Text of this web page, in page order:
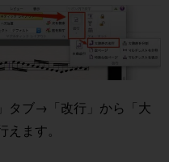
タブ→「改行」から「大
ます。